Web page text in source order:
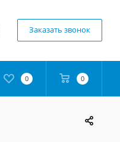
Заказать звонок
0 0